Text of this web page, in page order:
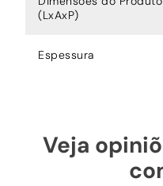
(LxAxP)
Espessura
Veja